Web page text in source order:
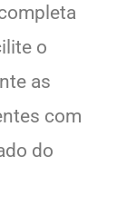
o
as
com
do